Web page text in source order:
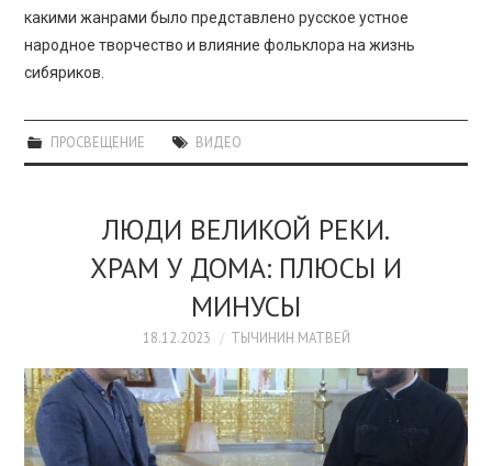
какими жанрами было представлено русское устное
народное творчество и влияние фольклора на жизнь
сибяриков.
ПРОСВЕЩЕНИЕ ВИДЕО
ЛЮДИ ВЕЛИКОЙ РЕКИ.
ХРАМ У ДОМА: ПЛЮСЫ И
МИНУСЫ
18.12.2023 ТЫЧИНИН МАТВЕЙ